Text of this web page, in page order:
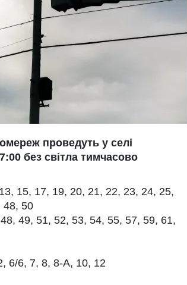
проведуть у селі
без світла тимчасово
15, 17, 19, 20, 21, 22, 23, 24, 25,
48, 50
49, 51, 52, 53, 54, 55, 57, 59, 61,
6/6, 7, 8, 8-А, 10, 12